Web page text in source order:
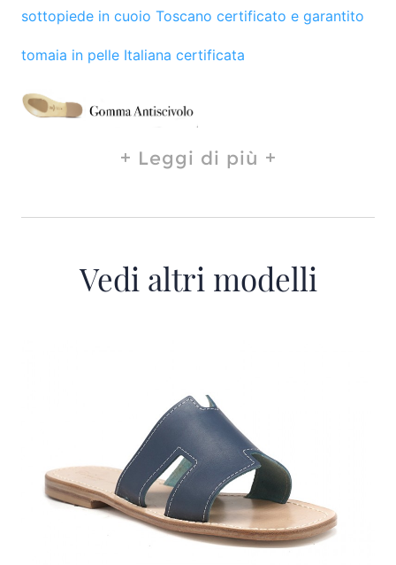
sottopiede in cuoio Toscano certificato e garantito
tomaia in pelle Italiana certificata
Leggi di più
Vedi altri modelli